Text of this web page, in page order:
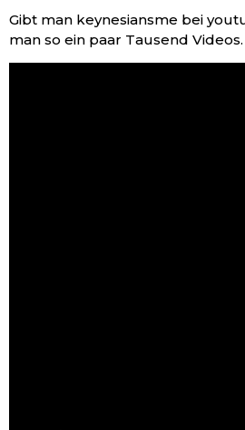
Gibt man keynesiansme bei
man so ein paar Tausend Videos.